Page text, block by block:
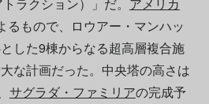
ラクション）」だ。 アメリカ
るもので、ロウアー・マンハッ
した9棟からなる超高層複合施
な計画だった。中央塔の高さは
サグラダ・ファミリアの完成予